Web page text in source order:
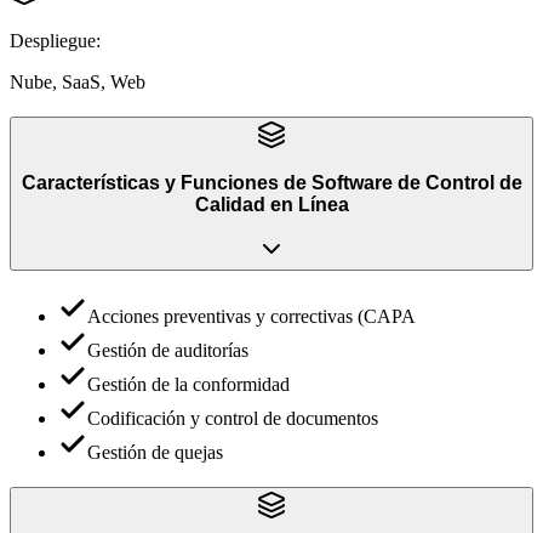
Despliegue:
Nube, SaaS, Web
Características y Funciones de Software de Control de
Calidad en Línea
Acciones preventivas y correctivas (CAPA
Gestión de auditorías
Gestión de la conformidad
Codificación y control de documentos
Gestión de quejas